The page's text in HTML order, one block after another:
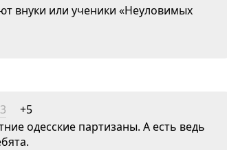
внуки или ученики «Неуловимых
+5
одесские партизаны. А есть ведь